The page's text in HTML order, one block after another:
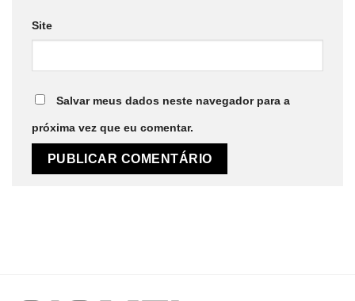
Site
Salvar meus dados neste navegador para a
próxima vez que eu comentar.